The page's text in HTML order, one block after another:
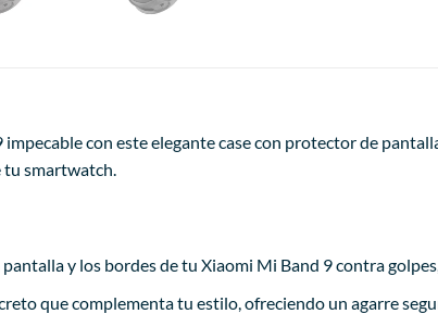
con este elegante case con protector de
tu smartwatch.
y los bordes de tu Xiaomi Mi Band 9 contra
que complementa tu estilo, ofreciendo un agarre